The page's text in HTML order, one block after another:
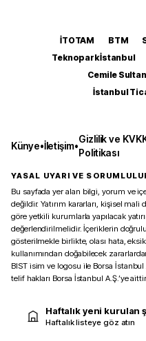
İTOTAM BTM
Teknopark İstanbul
Cemile
İstanbul
Künye•İletişim•
Gizlilik ve
Politikası
YASAL UYARI VE
Bu sayfada yer alan bilgi, yorum ve
değildir. Yatırım kararları, kişisel
göre yetkili kurumlarla yapılacak
değerlendirilmelidir. İçeriklerin
gösterilmekle birlikte, olası hata,
kullanımından doğabilecek
BIST isim ve logosu ile Borsa
telif hakları Borsa İstanbul A.Ş.’ye
Haftalık yeni kurulan
Haftalık listeye göz atın